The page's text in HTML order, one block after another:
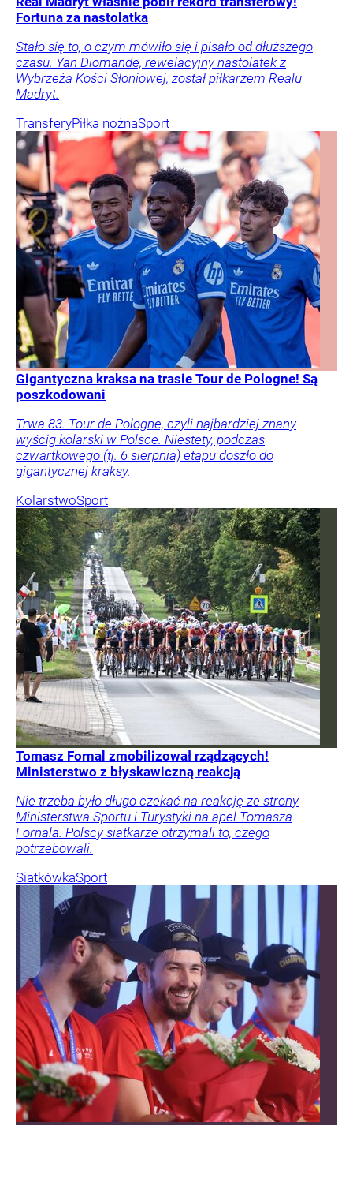
Fortuna za nastolatka
Stało się to, o czym mówiło się i pisało od dłuższego
czasu. Yan Diomande, rewelacyjny nastolatek z
Wybrzeża Kości Słoniowej, został piłkarzem Realu
Madryt.
TransferyPiłka nożnaSport
Gigantyczna kraksa na trasie Tour de Pologne! Są
poszkodowani
Trwa 83. Tour de Pologne, czyli najbardziej znany
wyścig kolarski w Polsce. Niestety, podczas
czwartkowego (tj. 6 sierpnia) etapu doszło do
gigantycznej kraksy.
KolarstwoSport
Tomasz Fornal zmobilizował rządzących!
Ministerstwo z błyskawiczną reakcją
Nie trzeba było długo czekać na reakcję ze strony
Ministerstwa Sportu i Turystyki na apel Tomasza
Fornala. Polscy siatkarze otrzymali to, czego
potrzebowali.
SiatkówkaSport